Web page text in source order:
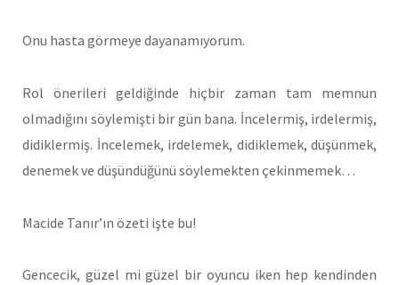
Onu hasta görmeye dayanamıyorum.
Rol önerileri geldiğinde hiçbir zaman tam memnun
olmadığını söylemişti bir gün bana. İncelermiş, irdelermiş,
didiklermiş. İncelemek, irdelemek, didiklemek, düşünmek,
denemek ve düşündüğünü söylemekten çekinmemek…
Macide Tanır’ın özeti işte bu!
Gencecik, güzel mi güzel bir oyuncu iken hep kendinden